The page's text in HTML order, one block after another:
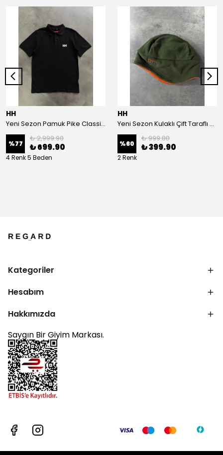
HH
Yeni Sezon Pamuk Pike Classic Logo Polo Yaka T-shirt
%77
₺ 2,999.90
₺ 699.90
4 Renk 5 Beden
HH
Yeni Sezon Kulaklı Çift Taraflı Bere
%60
₺ 999.80
₺ 399.90
2 Renk
Kategoriler
Hesabım
Hakkımızda
Saygın Bir Giyim Markası.